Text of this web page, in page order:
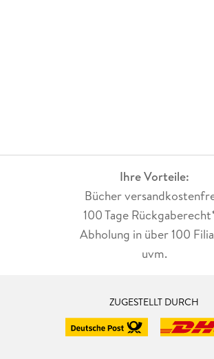
Ihre Vorteile:
Bücher
100 Tage
Abholung in über 100
uvm.
ZUGESTELLT DURCH